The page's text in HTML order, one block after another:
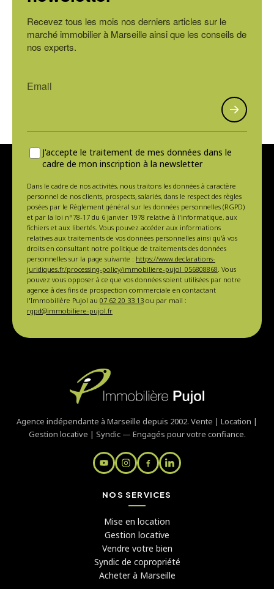
Recevez tous les mois nos derniers articles sur le
marché immobilier à Marseille ainsi que les conseils de
nos experts.
J'accepte le traitement de mes données dans le
cadre de mon inscription à la newsletter
Dans le cadre de nos activités, nous traitons les données à caractère
personnel de nos clients, prospects, salariés, dans le respect des règles
posées par le Règlement général sur les données personnelles (RGPD)
et par la loi n°78-17 du 6 janvier 1978 relative à l'informatique, aux
fichiers et aux libertés. Vous pouvez accéder aux informations
relatives aux traitements de vos données personnelles ainsi qu'à vos
droits en consultant notre politique de traitements des données
personnelles sur la page suivante : https://www.declarations-
juridiques.fr/processing-policy/immobiliere-pujol_056808868. Vous
pouvez vous opposer à ce que vos données soient utilisées par notre
agence à des fins de prospection commerciale en contactant
l'Immobilière Pujol au 07 62 20 33 13 ou par mail :
rgpd@immobiliere-pujol.fr
Agence indépendante à Marseille depuis 2002. Vente | Location |
Gestion locative | Syndic — Engagés pour votre confiance.
NOS SERVICES
Mise en location
Gestion locative
Vendre votre bien
Syndic de copropriété
Acheter à Marseille